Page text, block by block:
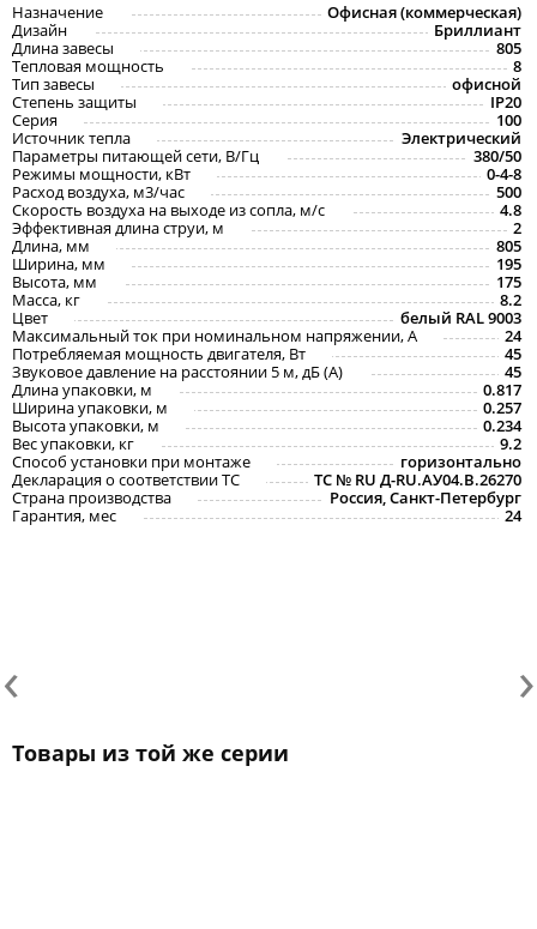
Назначение
Офисная (коммерческая)
Дизайн
Бриллиант
Длина завесы
805
Тепловая мощность
8
Тип завесы
офисной
Степень защиты
IP20
Серия
100
Источник тепла
Электрический
Параметры питающей сети, В/Гц
380/50
Режимы мощности, кВт
0-4-8
Расход воздуха, м3/час
500
Скорость воздуха на выходе из сопла, м/с
4.8
Эффективная длина струи, м
2
Длина, мм
805
Ширина, мм
195
Высота, мм
175
Масса, кг
8.2
Цвет
белый RAL 9003
Максимальный ток при номинальном напряжении, A
24
Потребляемая мощность двигателя, Вт
45
Звуковое давление на расстоянии 5 м, дБ (A)
45
Длина упаковки, м
0.817
Ширина упаковки, м
0.257
Высота упаковки, м
0.234
Вес упаковки, кг
9.2
Способ установки при монтаже
горизонтально
Декларация о соответствии ТС
ТС № RU Д-RU.АУ04.B.26270
Страна производства
Россия, Санкт-Петербург
Гарантия, мес
24
Товары из той же серии
‹ ›